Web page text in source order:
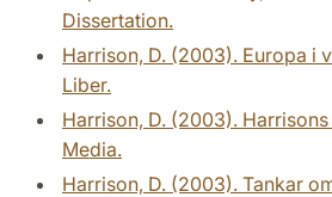
Dissertation.
Harrison, D. (2003). Europa i
Liber.
Harrison, D. (2003).
Media.
Harrison, D. (2003). Tankar